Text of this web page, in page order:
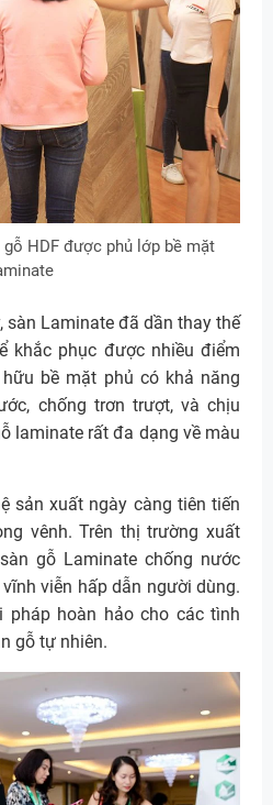
HDF được phủ lớp bề mặt
sàn Laminate đã dần thay thế
khắc phục được nhiều điểm
bề mặt phủ có khả năng
chống trơn trượt, và chịu
laminate rất đa dạng về màu
sản xuất ngày càng tiên tiến
vênh. Trên thị trường xuất
gỗ Laminate chống nước
viễn hấp dẫn người dùng.
pháp hoàn hảo cho các tình
gỗ tự nhiên.